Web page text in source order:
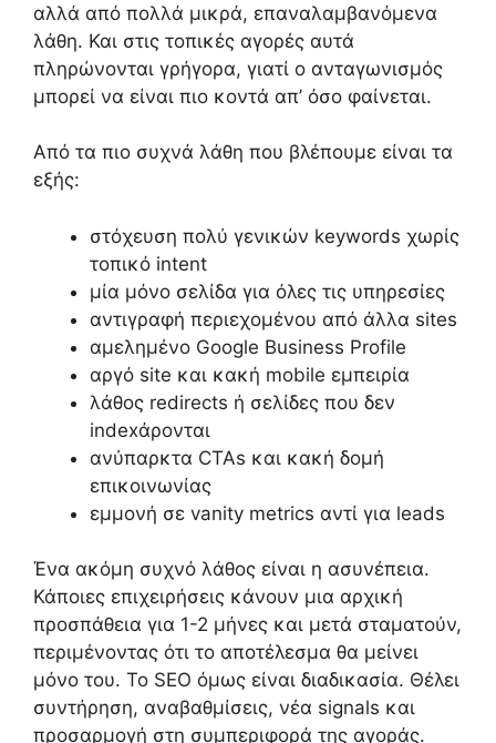
αλλά από πολλά μικρά, επαναλαμβανόμενα
λάθη. Και στις τοπικές αγορές αυτά
πληρώνονται γρήγορα, γιατί ο ανταγωνισμός
μπορεί να είναι πιο κοντά απ’ όσο φαίνεται.
Από τα πιο συχνά λάθη που βλέπουμε είναι τα
εξής:
στόχευση πολύ γενικών keywords χωρίς
τοπικό intent
μία μόνο σελίδα για όλες τις υπηρεσίες
αντιγραφή περιεχομένου από άλλα sites
αμελημένο Google Business Profile
αργό site και κακή mobile εμπειρία
λάθος redirects ή σελίδες που δεν
indexάρονται
ανύπαρκτα CTAs και κακή δομή
επικοινωνίας
εμμονή σε vanity metrics αντί για leads
Ένα ακόμη συχνό λάθος είναι η ασυνέπεια.
Κάποιες επιχειρήσεις κάνουν μια αρχική
προσπάθεια για 1-2 μήνες και μετά σταματούν,
περιμένοντας ότι το αποτέλεσμα θα μείνει
μόνο του. Το SEO όμως είναι διαδικασία. Θέλει
συντήρηση, αναβαθμίσεις, νέα signals και
προσαρμογή στη συμπεριφορά της αγοράς.